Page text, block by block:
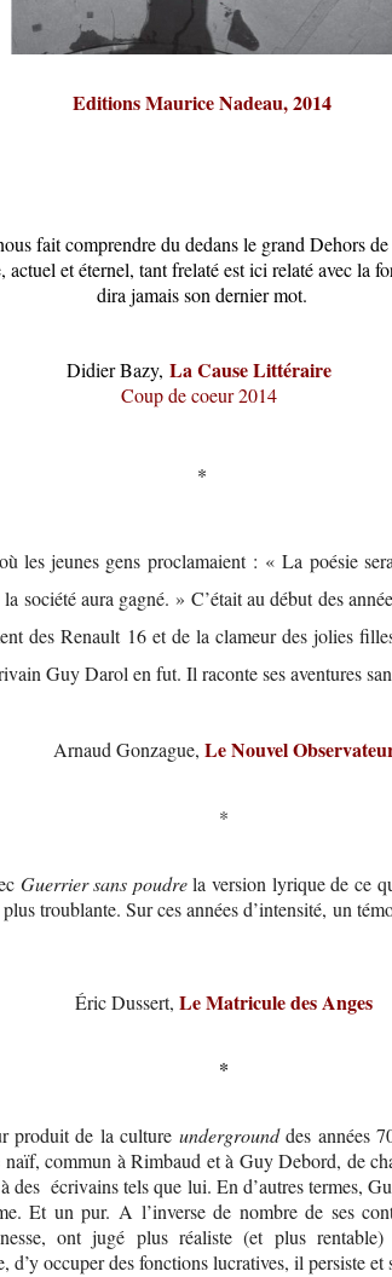
Editions Maurice Nadeau, 2014
fait comprendre du dedans le grand Dehors
actuel et éternel, tant frelaté est ici relaté avec la
dira jamais son dernier mot.
Didier Bazy, La Cause Littéraire
Coup de coeur 2014
*
les jeunes gens proclamaient : « La poésie
société aura gagné. » C’était au début des
des Renault 16 et de la clameur des jolies
Guy Darol en fut. Il raconte ses aventures
Arnaud Gonzague, Le Nouvel
*
Guerrier sans poudrela version lyrique de ce
troublante. Sur ces années d’intensité, un
Éric Dussert, Le Matricule des Anges
*
produit de la culture undergrounddes années
commun à Rimbaud et à Guy Debord, de
des écrivains tels que lui. En d’autres termes,
Et un pur. A l’inverse de nombre de ses
ont jugé plus réaliste (et plus rentable)
d’y occuper des fonctions lucratives, il persiste et